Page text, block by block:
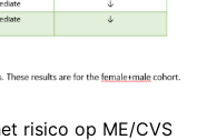
risico op ME/CVS